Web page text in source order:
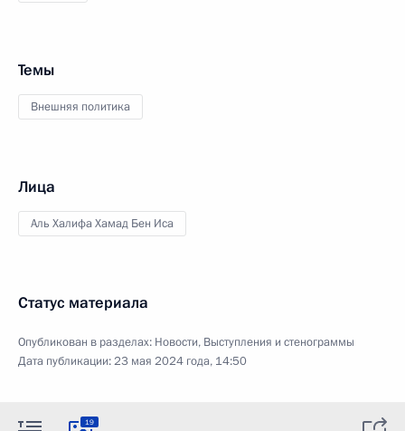
Темы
Внешняя политика
Лица
Аль Халифа Хамад Бен Иса
Статус материала
Опубликован в разделах: Новости, Выступления и стенограммы
Дата публикации:23 мая 2024 года, 14:50
19